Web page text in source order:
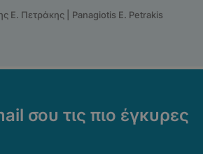
Ε. Πετράκης | Panagiotis E. Petrakis
σου τις πιο έγκυρες